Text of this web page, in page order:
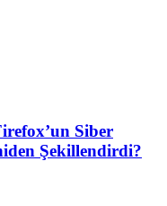
Siber
Şekillendirdi?